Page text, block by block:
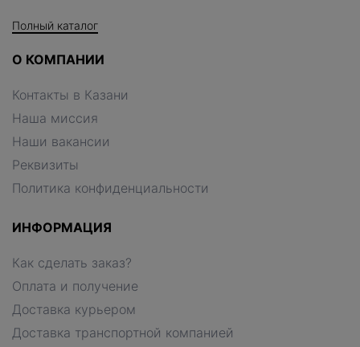
Полный каталог
О КОМПАНИИ
Контакты в Казани
Наша миссия
Наши вакансии
Реквизиты
Политика конфиденциальности
ИНФОРМАЦИЯ
Как сделать заказ?
Оплата и получение
Доставка курьером
Доставка транспортной компанией